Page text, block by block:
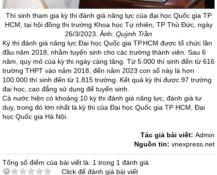
Thí sinh tham gia kỳ thi đánh giá năng lực của đại học Quốc gia TP
HCM, tại hội đồng thi trường Khoa học Tự nhiên, TP Thủ Đức, ngày
26/3/2023. Ảnh: Quỳnh Trần
Kỳ thi đánh giá năng lực Đại học Quốc gia TP.HCM được tổ chức lần
đầu năm 2018, nhằm tuyển sinh cho các trường thành viên. Sau 6
năm, quy mô của kỳ thi ngày càng tăng. Từ 5.000 thí sinh đến từ 616
trường THPT vào năm 2018, đến năm 2023 con số này là hơn
100.000 thí sinh đến từ 1.815 trường. Kết quả kỳ thi được 97 trường
đại học, cao đẳng sử dụng để tuyển sinh.
Cả nước hiện có khoảng 10 kỳ thi đánh giá năng lực, đánh giá tư
duy, trong đó lớn nhất là kỳ thi của Đại học Quốc gia TP HCM, Đại
học Quốc gia Hà Nội.
Tác giả bài viết: Admin
Nguồn tin: vnexpress.net
Tổng số điểm của bài viết là: 1 trong 1 đánh giá
Click để đánh giá bài viết